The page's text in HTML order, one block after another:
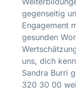
gegenseitig
Engagement
gesunden
uns, dich
Sandra Burri
320 30 00